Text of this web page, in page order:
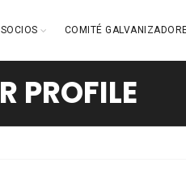
SOCIOS COMITÉ
PROFILE